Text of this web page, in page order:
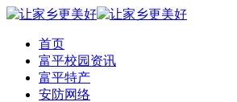
首页
富平校园资讯
富平特产
安防网络